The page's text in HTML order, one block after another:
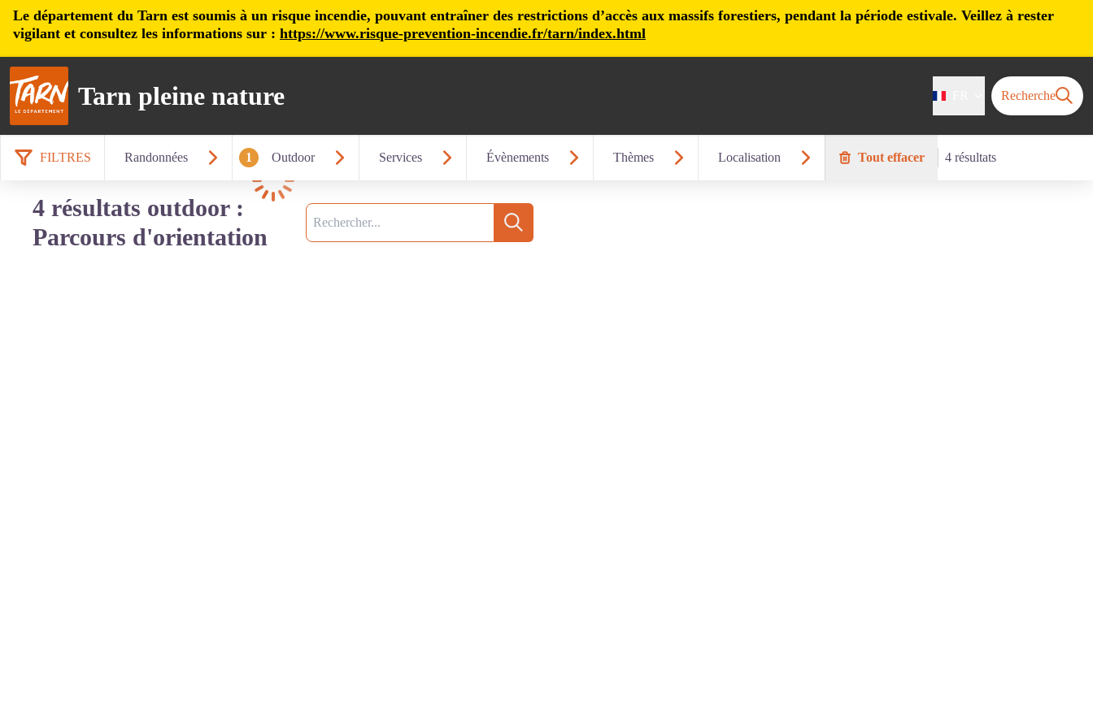
Le département du Tarn est soumis à un risque incendie, pouvant entraîner des restrictions d’accès aux massifs forestiers, pendant la période estivale. Veillez à rester
vigilant et consultez les informations sur : https://www.risque-prevention-incendie.fr/tarn/index.html
Tarn pleine nature Recherche
FILTRES Randonnées 1 Outdoor Services Évènements Thèmes Localisation Tout effacer 4 résultats
4 résultats outdoor :
Parcours d'orientation
Recherche
Recherche
Chargement